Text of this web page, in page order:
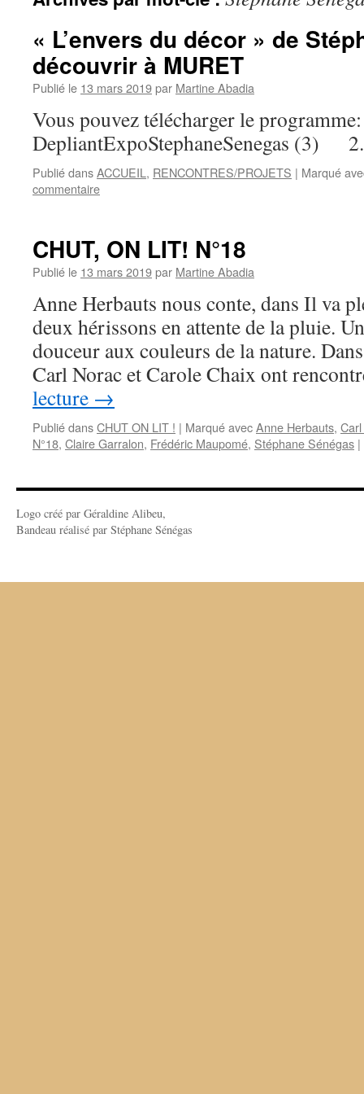
« L’envers du décor » de
découvrir à MURET
Publié le 13 mars 2019par Martine Abadia
Vous pouvez télécharger le programme:
DepliantExpoStephaneSenegas (3)
Publié dansACCUEIL , RENCONTRES/PROJETS | Marqué
commentaire
CHUT, ON LIT! N°18
Publié le 13 mars 2019par Martine Abadia
Anne Herbauts nous conte, dans Il va
deux hérissons en attente de la pluie.
douceur aux couleurs de la nature.
Carl Norac et Carole Chaix ont
lecture →
Publié dansCHUT ON LIT ! | Marqué avecAnne Herbauts,
N°18, Claire Garralon, Frédéric Maupomé, Stéphane Sénégas |
Logo créé par Géraldine Alibeu,
Bandeau réalisé par Stéphane Sénégas